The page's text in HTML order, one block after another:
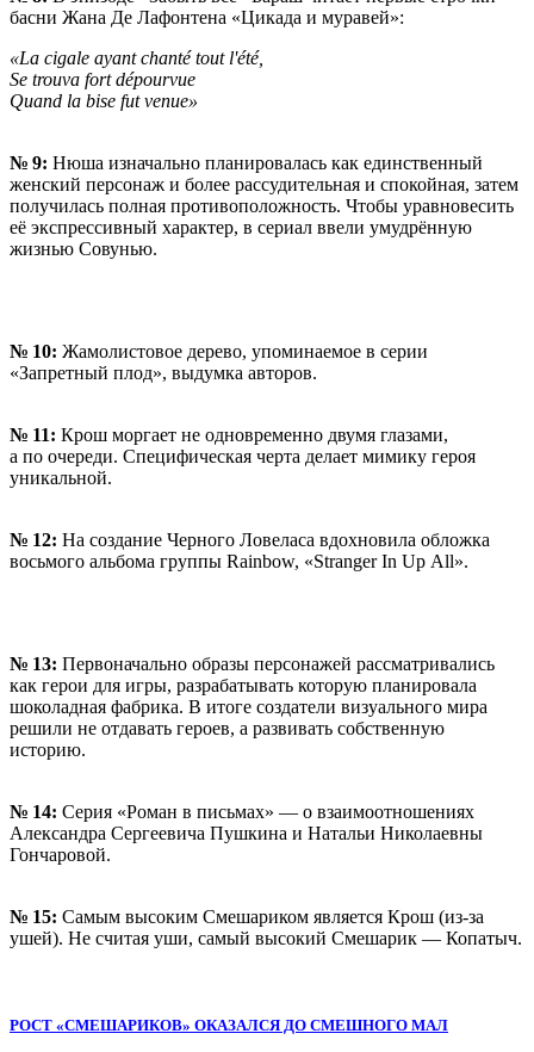
басни Жана Де Лафонтена «Цикада и муравей»:
«La cigale ayant chanté tout l'été,
Se trouva fort dépourvue
Quand la bise fut venue»
№ 9: Нюша изначально планировалась как единственный
женский персонаж и более рассудительная и спокойная, затем
получилась полная противоположность. Чтобы уравновесить
её экспрессивный характер, в сериал ввели умудрённую
жизнью Совунью.
№ 10: Жамолистовое дерево, упоминаемое в серии
«Запретный плод», выдумка авторов.
№ 11: Крош моргает не одновременно двумя глазами,
а по очереди. Специфическая черта делает мимику героя
уникальной.
№ 12: На создание Черного Ловеласа вдохновила обложка
восьмого альбома группы Rainbow, «Stranger In Up All».
№ 13: Первоначально образы персонажей рассматривались
как герои для игры, разрабатывать которую планировала
шоколадная фабрика. В итоге создатели визуального мира
решили не отдавать героев, а развивать собственную
историю.
№ 14: Серия «Роман в письмах» — о взаимоотношениях
Александра Сергеевича Пушкина и Натальи Николаевны
Гончаровой.
№ 15: Самым высоким Смешариком является Крош (из-за
ушей). Не считая уши, самый высокий Смешарик — Копатыч.
РОСТ «СМЕШАРИКОВ» ОКАЗАЛСЯ ДО СМЕШНОГО МАЛ